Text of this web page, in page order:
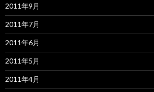
2011年9月
2011年7月
2011年6月
2011年5月
2011年4月